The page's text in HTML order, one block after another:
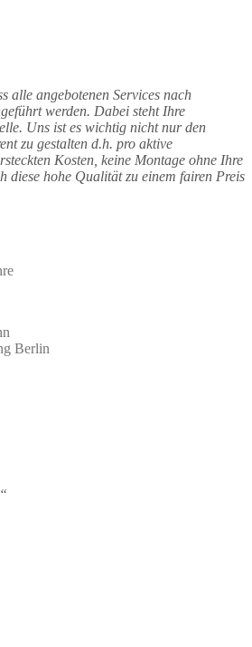
alle angebotenen Services nach
werden. Dabei steht Ihre
Uns ist es wichtig nicht nur den
zu gestalten d.h. pro aktive
Kosten, keine Montage ohne Ihre
diese hohe Qualität zu einem fairen Preis
Berlin